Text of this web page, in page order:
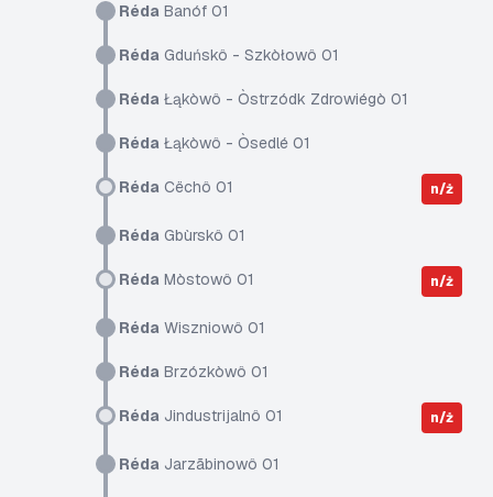
Réda Banóf 01
Réda Gduńskô - Szkòłowô 01
Réda Łąkòwô - Òstrzódk Zdrowiégò 01
Réda Łąkòwô - Òsedlé 01
Réda Cëchô 01 n/ż
Réda Gbùrskô 01
Réda Mòstowô 01 n/ż
Réda Wiszniowô 01
Réda Brzózkòwô 01
Réda Jindustrijalnô 01 n/ż
Réda Jarzãbinowô 01